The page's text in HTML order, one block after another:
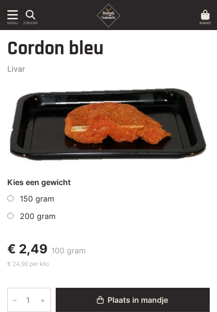
MENU ZOEKEN MAND
Cordon bleu
Livar
Kies een gewicht
150 gram
200 gram
€ 2,49 100 gram
€ 24,90 per kilo
– + Plaats in mandje